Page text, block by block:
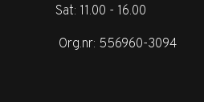
Sat: 11.00 - 16.00
Org.nr: 556960-3094